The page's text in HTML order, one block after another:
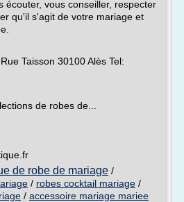
écouter, vous conseiller, respecter
qu'il s'agit de votre mariage et
Taisson 30100 Alès Tel:
de robes de...
de robe de mariage /
/ robes cocktail mariage /
/ accessoire mariage mariee